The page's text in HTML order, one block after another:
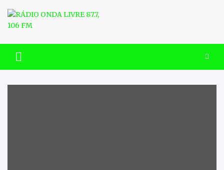
content
RÁDIO ONDA LIVRE 87.7, 106
FM